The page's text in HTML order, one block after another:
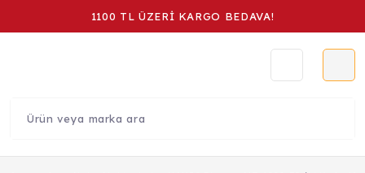
1100 TL ÜZERİ KARGO BEDAVA!